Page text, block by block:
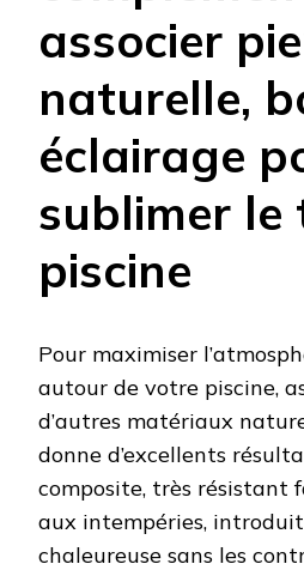
associer
naturelle,
éclairage
sublimer le
piscine
Pour maximiser
autour de votre piscine,
d’autres matériaux
donne d’excellents
composite, très résistant
aux intempéries,
chaleureuse sans les